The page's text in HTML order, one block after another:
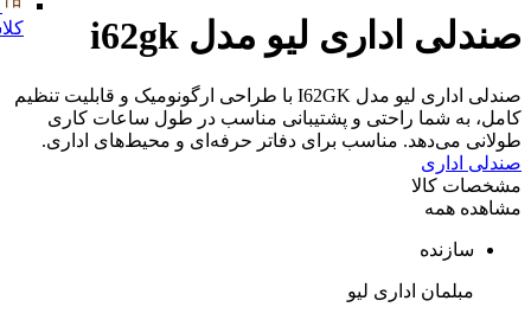
صندلی اداری لیو مدل i62gk
صندلی اداری لیو مدل I62GK با طراحی ارگونومیک و قابلیت تنظیم
کامل، به شما راحتی و پشتیبانی مناسب در طول ساعات کاری
طولانی می‌دهد. مناسب برای دفاتر حرفه‌ای و محیط‌های اداری.
صندلی اداری
مشخصات کالا
مشاهده همه
سازنده
مبلمان اداری لیو